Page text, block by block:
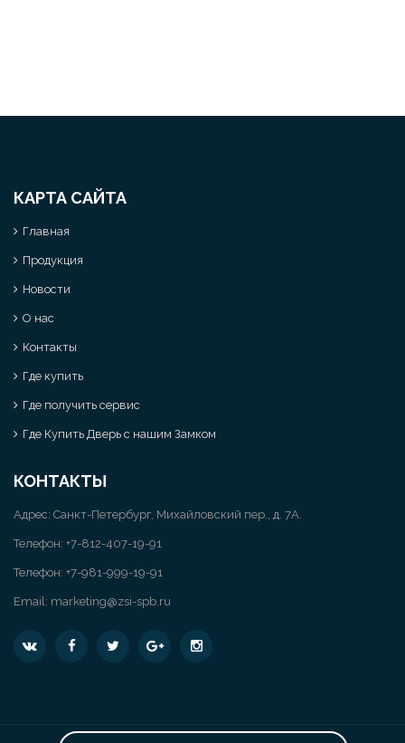
КАРТА САЙТА
Главная
Продукция
Новости
О нас
Контакты
Где купить
Где получить сервис
Где Купить Дверь с нашим Замком
КОНТАКТЫ
Адрес: Санкт-Петербург, Михайловский пер., д. 7А.
Телефон: +7-812-407-19-91
Телефон: +7-981-999-19-91
Email: marketing@zsi-spb.ru